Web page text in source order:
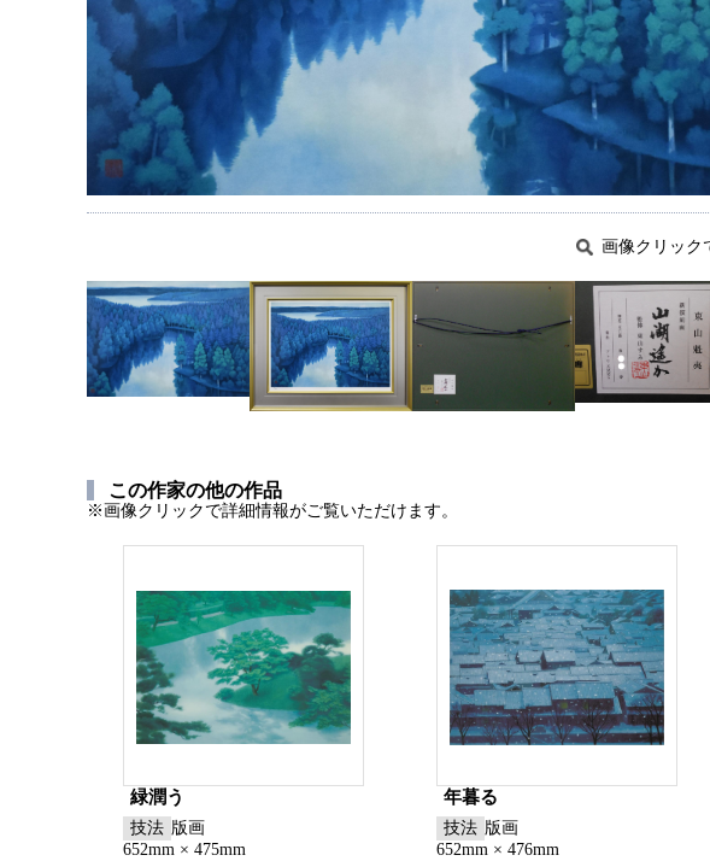
画像クリック
この作家の他の作品
※画像クリックで詳細情報がご覧いただけます。
緑潤う
技法 版画
652mm × 475mm
年暮る
技法 版画
652mm × 476mm